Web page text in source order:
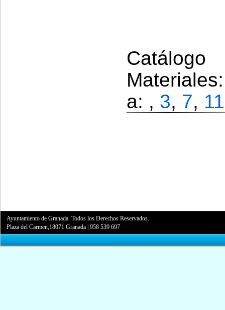
a: , 3, 7, 11
Ayuntamiento de Granada. Todos los Derechos Reservados.
Plaza del Carmen,18071 Granada |958 539 697